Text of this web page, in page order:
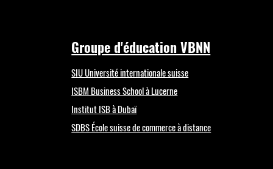
Groupe d'éducation VBNN
SIU Université internationale suisse
ISBM Business School à Lucerne
Institut ISB à Dubaï
SDBS École suisse de commerce à distance